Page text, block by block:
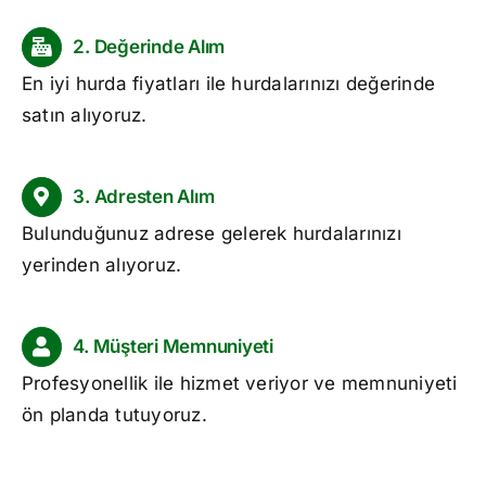
2. Değerinde Alım
En iyi hurda fiyatları ile hurdalarınızı değerinde
satın alıyoruz.
3. Adresten Alım
Bulunduğunuz adrese gelerek hurdalarınızı
yerinden alıyoruz.
4. Müşteri Memnuniyeti
Profesyonellik ile hizmet veriyor ve memnuniyeti
ön planda tutuyoruz.